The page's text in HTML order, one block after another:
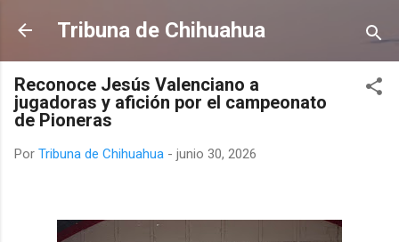
Ir al contenido principal
Tribuna de Chihuahua
Reconoce Jesús Valenciano a
jugadoras y afición por el campeonato
de Pioneras
Por Tribuna de Chihuahua - junio 30, 2026